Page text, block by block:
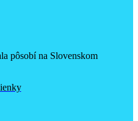
pôsobí na Slovenskom